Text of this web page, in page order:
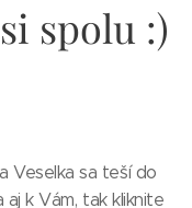
spolu :)
Veselka sa teší do
k Vám, tak kliknite